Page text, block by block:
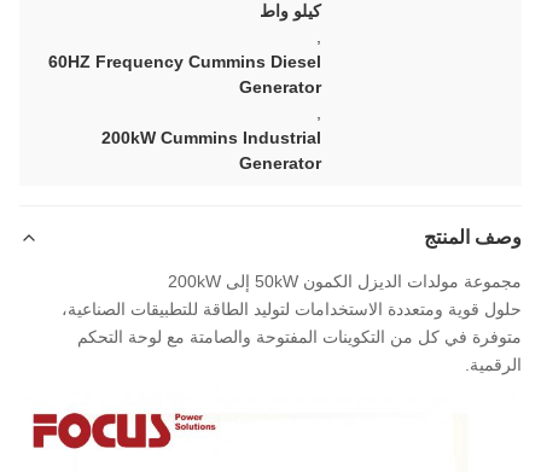
كيلو واط
60HZ Frequency Cummins Diesel
Generator
200kW Cummins Industrial
Generator
وصف المنتج
مجموعة مولدات الديزل الكمون 50kW إلى 200kW
حلول قوية ومتعددة الاستخدامات لتوليد الطاقة للتطبيقات الصناعية،
متوفرة في كل من التكوينات المفتوحة والصامتة مع لوحة التحكم
الرقمية.